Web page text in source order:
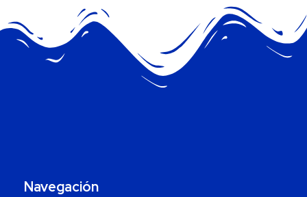
Navegación